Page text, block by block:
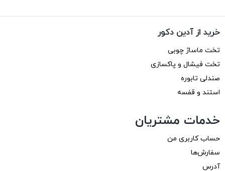
خرید از آدین دکور
تخت ماساژ چوبی
تخت فیشال و پاکسازی
صندلی تابوره
استند و قفسه
خدمات مشتریان
حساب کاربری من
سفارش‌ها
آدرس